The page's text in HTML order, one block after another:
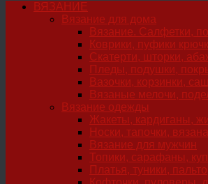
ВЯЗАНИЕ
Вязание для дома
Вязание. Салфетки,
Коврики, пуфики
Скатерти, шторки,
Пледы, подушки,
Вазочки, корзинки,
Вязаные мелочи,
Вязание одежды
Жакеты, кардиганы,
Носки, тапочки,
Вязание для мужчин
Топики, сарафаны,
Платья, туники, пальто